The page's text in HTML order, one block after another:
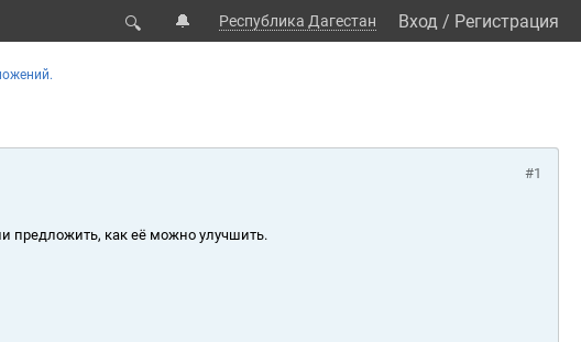
🔍 🔔 Республика Дагестан Вход / Регистрация
#1
предложить, как её можно улучшить.